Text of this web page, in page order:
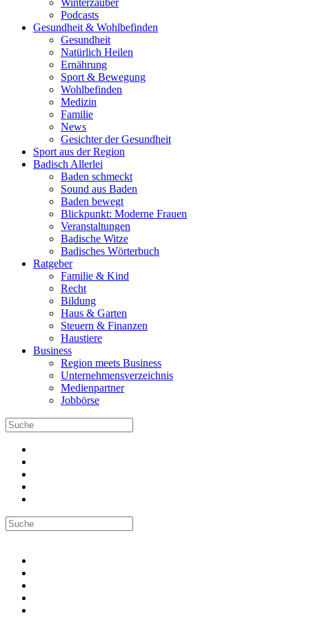
Winterzauber
Podcasts
Gesundheit & Wohlbefinden
Gesundheit
Natürlich Heilen
Ernährung
Sport & Bewegung
Wohlbefinden
Medizin
Familie
News
Gesichter der Gesundheit
Sport aus der Region
Badisch Allerlei
Baden schmeckt
Sound aus Baden
Baden bewegt
Blickpunkt: Moderne Frauen
Veranstaltungen
Badische Witze
Badisches Wörterbuch
Ratgeber
Familie & Kind
Recht
Bildung
Haus & Garten
Steuern & Finanzen
Haustiere
Business
Region meets Business
Unternehmensverzeichnis
Medienpartner
Jobbörse